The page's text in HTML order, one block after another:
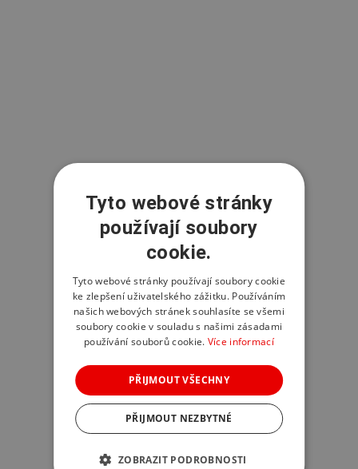
Tyto webové stránky
používají soubory
cookie.
Tyto webové stránky používají soubory cookie
ke zlepšení uživatelského zážitku. Používáním
našich webových stránek souhlasíte se všemi
soubory cookie v souladu s našimi zásadami
používání souborů cookie. Více informací
PŘIJMOUT VŠECHNY
PŘIJMOUT NEZBYTNÉ
ZOBRAZIT PODROBNOSTI